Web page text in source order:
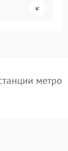
метро